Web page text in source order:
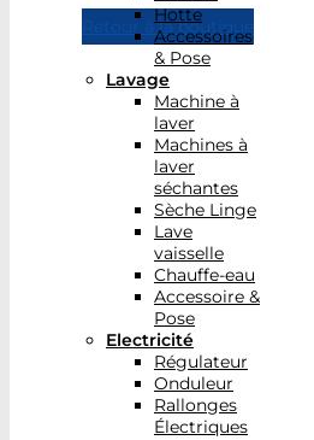
Retour à la boutique
Hotte
Accessoires
& Pose
Lavage
Machine à
laver
Machines à
laver
séchantes
Sèche Linge
Lave
vaisselle
Chauffe-eau
Accessoire &
Pose
Electricité
Régulateur
Onduleur
Rallonges
Électriques